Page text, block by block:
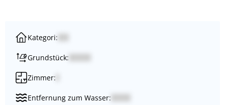
Kategori:
Grundstück:
Zimmer:
Entfernung zum Wasser: